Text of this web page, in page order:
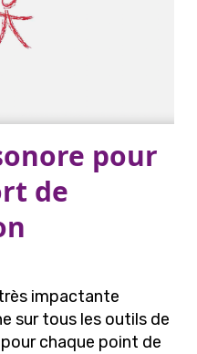
pour
de
impactante
sur tous les outils de
chaque point de